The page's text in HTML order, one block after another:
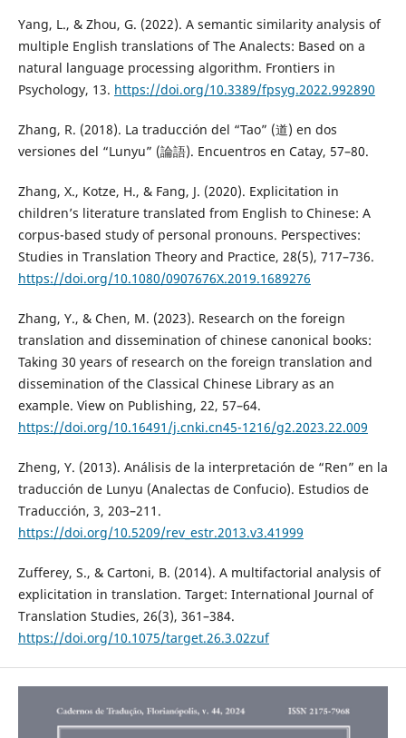
Yang, L., & Zhou, G. (2022). A semantic similarity analysis of
multiple English translations of The Analects: Based on a
natural language processing algorithm. Frontiers in
Psychology, 13. https://doi.org/10.3389/fpsyg.2022.992890
Zhang, R. (2018). La traducción del “Tao” (道) en dos
versiones del “Lunyu” (論語). Encuentros en Catay, 57–80.
Zhang, X., Kotze, H., & Fang, J. (2020). Explicitation in
children’s literature translated from English to Chinese: A
corpus-based study of personal pronouns. Perspectives:
Studies in Translation Theory and Practice, 28(5), 717–736.
https://doi.org/10.1080/0907676X.2019.1689276
Zhang, Y., & Chen, M. (2023). Research on the foreign
translation and dissemination of chinese canonical books:
Taking 30 years of research on the foreign translation and
dissemination of the Classical Chinese Library as an
example. View on Publishing, 22, 57–64.
https://doi.org/10.16491/j.cnki.cn45-1216/g2.2023.22.009
Zheng, Y. (2013). Análisis de la interpretación de “Ren” en la
traducción de Lunyu (Analectas de Confucio). Estudios de
Traducción, 3, 203–211.
https://doi.org/10.5209/rev_estr.2013.v3.41999
Zufferey, S., & Cartoni, B. (2014). A multifactorial analysis of
explicitation in translation. Target: International Journal of
Translation Studies, 26(3), 361–384.
https://doi.org/10.1075/target.26.3.02zuf